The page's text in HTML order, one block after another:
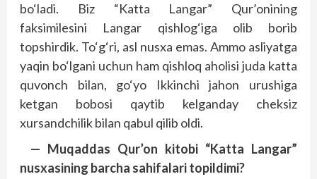
bo‘ladi. Biz “Katta Langar” Qur’onining
faksimilesini Langar qishlog‘iga olib borib
topshirdik. To‘g‘ri, asl nusxa emas. Ammo asliyatga
yaqin bo‘lgani uchun ham qishloq aholisi juda katta
quvonch bilan, go‘yo Ikkinchi jahon urushiga
ketgan bobosi qaytib kelganday cheksiz
xursandchilik bilan qabul qilib oldi.
— Muqaddas Qur’on kitobi “Katta Langar”
nusxasining barcha sahifalari topildimi?